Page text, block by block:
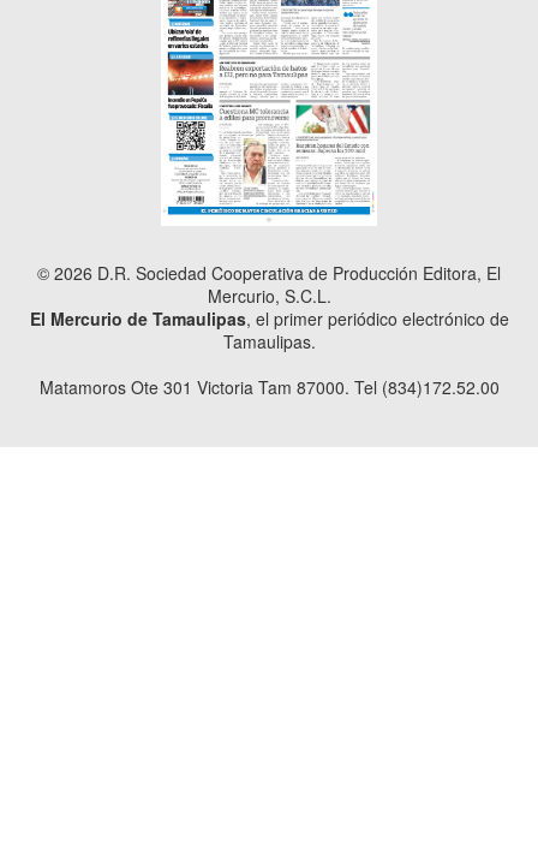
© 2026 D.R. Sociedad Cooperativa de Producción Editora, El
Mercurio, S.C.L.
El Mercurio de Tamaulipas, el primer periódico electrónico de
Tamaulipas.
Matamoros Ote 301 Victoria Tam 87000. Tel (834)172.52.00